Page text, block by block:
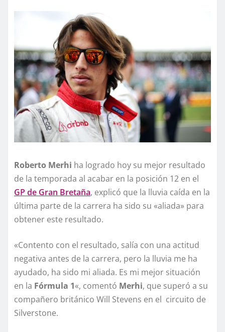
Roberto Merhi ha logrado hoy su mejor resultado
de la temporada al acabar en la posición 12 en el
GP de Gran Bretaña, explicó que la lluvia caída en la
última parte de la carrera ha sido su «aliada» para
obtener este resultado.
«Contento con el resultado, salía con una actitud
negativa antes de la carrera, pero la lluvia me ha
ayudado, ha sido mi aliada. Es mi mejor situación
en la Fórmula 1«, comentó Merhi, que superó a su
compañero británico Will Stevens en el circuito de
Silverstone.